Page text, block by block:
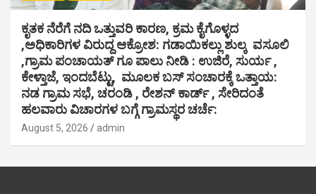
ಕೃತಕ ನೆರೆಗೆ ನದಿ ಒತ್ತುವರಿ ಕಾರಣ, ಕ್ರಮ ಕೈಗೊಳ್ಳದ
,ಅಧಿಕಾರಿಗಳ ವಿರುದ್ದ ಆಕ್ರೋಶ: ಗಡಾಯಿಕಲ್ಲು ಶುಲ್ಕ ವಸೂಲಿ
,ಗ್ರಾಮ ಪಂಚಾಯತ್ ಗೂ ಪಾಲು ನೀಡಿ : ಉಜಿರೆ, ಸುರ್ಯ ,
ಕೇಳ್ತಾಜೆ, ಇಂದಬೆಟ್ಟು, ಮೂಲಕ ಬಸ್ ಸಂಚಾರಕ್ಕೆ ಒತ್ತಾಯ:
ನಡ ಗ್ರಾಮ ಸಭೆ, ಚರಂಡಿ , ರೇಶನ್ ಕಾರ್ಡ್ , ಸೇರಿದಂತೆ
ಹಲವಾರು ವಿಚಾರಗಳ ಬಗ್ಗೆ ಗ್ರಾಮಸ್ಥರ ಚರ್ಚೆ:
August 5, 2026 admin